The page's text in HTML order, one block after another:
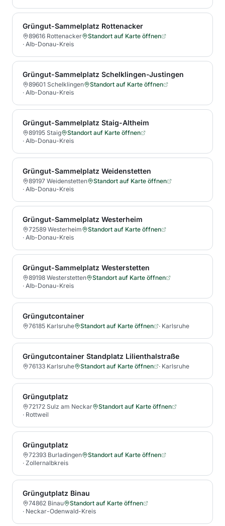
Grüngut-Sammelplatz Rottenacker
89616 Rottenacker
Standort auf Karte öffnen
· Alb-Donau-Kreis
Grüngut-Sammelplatz Schelklingen-Justingen
89601 Schelklingen
Standort auf Karte öffnen
· Alb-Donau-Kreis
Grüngut-Sammelplatz Staig-Altheim
89195 Staig
Standort auf Karte öffnen
· Alb-Donau-Kreis
Grüngut-Sammelplatz Weidenstetten
89197 Weidenstetten
Standort auf Karte öffnen
· Alb-Donau-Kreis
Grüngut-Sammelplatz Westerheim
72589 Westerheim
Standort auf Karte öffnen
· Alb-Donau-Kreis
Grüngut-Sammelplatz Westerstetten
89198 Westerstetten
Standort auf Karte öffnen
· Alb-Donau-Kreis
Grüngutcontainer
76185 Karlsruhe Standort auf Karte öffnen · Karlsruhe
Grüngutcontainer Standplatz Lilienthalstraße
76133 Karlsruhe Standort auf Karte öffnen · Karlsruhe
Grüngutplatz
72172 Sulz am Neckar
Standort auf Karte öffnen
· Rottweil
Grüngutplatz
72393 Burladingen
Standort auf Karte öffnen
· Zollernalbkreis
Grüngutplatz Binau
74862 Binau
Standort auf Karte öffnen
· Neckar-Odenwald-Kreis